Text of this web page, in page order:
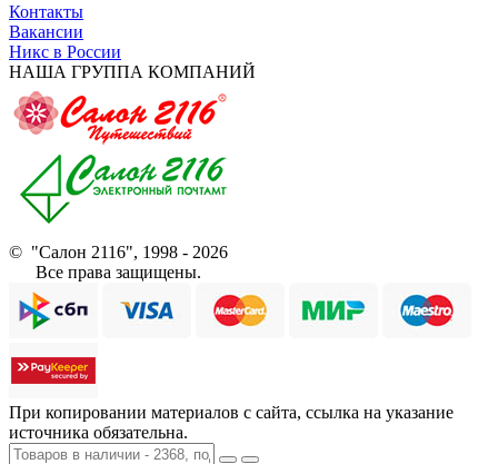
Контакты
Вакансии
Никс в России
НАША ГРУППА КОМПАНИЙ
© "Салон 2116", 1998 - 2026
Все права защищены.
При копировании материалов с сайта, ссылка на указание
источника обязательна.